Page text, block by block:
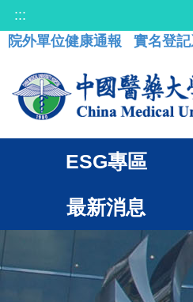
:::
院外單位健康通報
實名登
ESG專區
最新消息